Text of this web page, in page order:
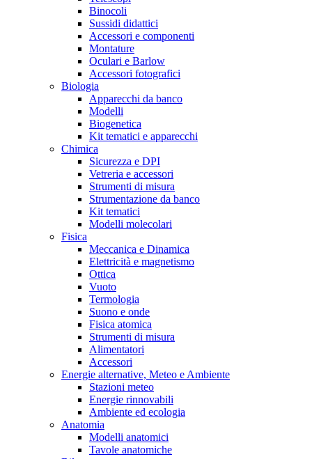
Binocoli
Sussidi didattici
Accessori e componenti
Montature
Oculari e Barlow
Accessori fotografici
Biologia
Apparecchi da banco
Modelli
Biogenetica
Kit tematici e apparecchi
Chimica
Sicurezza e DPI
Vetreria e accessori
Strumenti di misura
Strumentazione da banco
Kit tematici
Modelli molecolari
Fisica
Meccanica e Dinamica
Elettricità e magnetismo
Ottica
Vuoto
Termologia
Suono e onde
Fisica atomica
Strumenti di misura
Alimentatori
Accessori
Energie alternative, Meteo e Ambiente
Stazioni meteo
Energie rinnovabili
Ambiente ed ecologia
Anatomia
Modelli anatomici
Tavole anatomiche